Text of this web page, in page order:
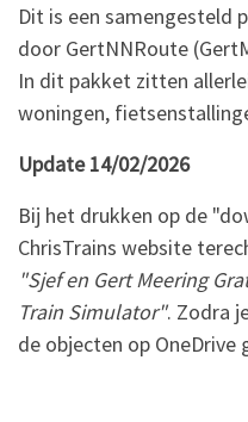
Dit is een samengesteld
door GertNNRoute
In dit pakket zitten
woningen,
Update 14/02/2026
Bij het drukken op de
ChrisTrains website
"Sjef en Gert Meering
Train Simulator". Zodra
de objecten op OneDrive